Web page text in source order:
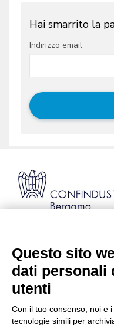
Hai smarrito la
Indirizzo email
Codice Fiscale: 80021750163
CONFINDUSTRIA BERGAMO
Questo sito
dati personali
utenti
Con il tuo consenso, noi e
tecnologie simili per